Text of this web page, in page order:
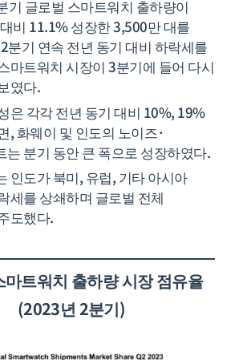
기 글로벌 스마트워치 출하량이
비 11.1% 성장한 3,500만 대를
분기 연속 전년 동기 대비 하락세를
마트워치 시장이 3분기에 들어 다시
였다.
은 각각 전년 동기 대비 10%, 19%
, 화웨이 및 인도의 노이즈·
는 분기 동안 큰 폭으로 성장하였다.
인도가 북미, 유럽, 기타 아시아
세를 상쇄하며 글로벌 전체
도했다.
마트워치 출하량 시장 점유율
(2023년 2분기)